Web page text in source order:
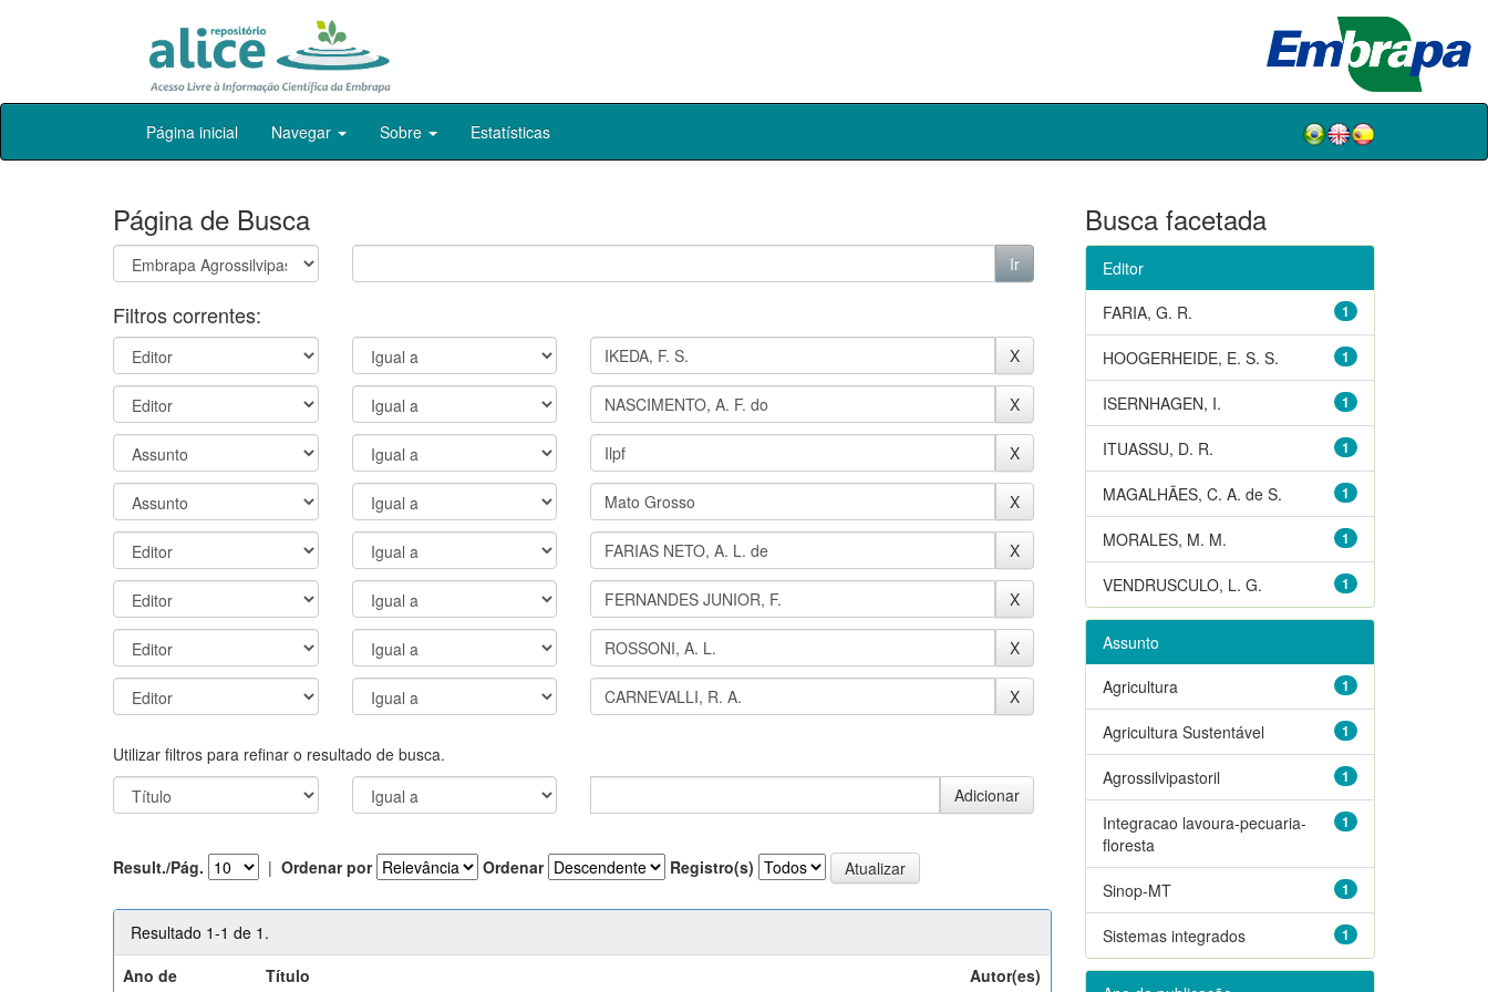
Skip
Página inicial Navegar Sobre Estatísticas
Página de Busca
Filtros correntes:
Utilizar filtros para refinar o resultado de busca.
Result./Pág. | Ordenar por Ordenar Registro(s)
Resultado 1-1 de 1.
Ano de
Título Autor(es)
Busca facetada
Editor
1
FARIA, G. R.
1
HOOGERHEIDE, E. S. S.
1
ISERNHAGEN, I.
1
ITUASSU, D. R.
1
MAGALHÃES, C. A. de S.
1
MORALES, M. M.
1
VENDRUSCULO, L. G.
Assunto
1
Agricultura
1
Agricultura Sustentável
1
Agrossilvipastoril
1
Integracao lavoura-pecuaria-
floresta
1
Sinop-MT
1
Sistemas integrados